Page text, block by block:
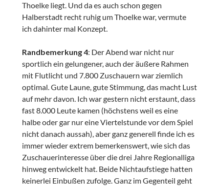
Thoelke liegt. Und da es auch schon gegen
Halberstadt recht ruhig um Thoelke war, vermute
ich dahinter mal Konzept.
Randbemerkung 4: Der Abend war nicht nur
sportlich ein gelungener, auch der äußere Rahmen
mit Flutlicht und 7.800 Zuschauern war ziemlich
optimal. Gute Laune, gute Stimmung, das macht Lust
auf mehr davon. Ich war gestern nicht erstaunt, dass
fast 8.000 Leute kamen (höchstens weil es eine
halbe oder gar nur eine Viertelstunde vor dem Spiel
nicht danach aussah), aber ganz generell finde ich es
immer wieder extrem bemerkenswert, wie sich das
Zuschauerinteresse über die drei Jahre Regionalliga
hinweg entwickelt hat. Beide Nichtaufstiege hatten
keinerlei Einbußen zufolge. Ganz im Gegenteil geht